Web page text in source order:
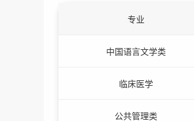
专业
中国语言文学类
临床医学
公共管理类